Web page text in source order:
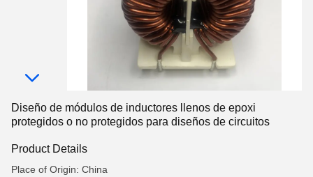
Diseño de módulos de inductores llenos de epoxi
protegidos o no protegidos para diseños de circuitos
Product Details
Place of Origin: China